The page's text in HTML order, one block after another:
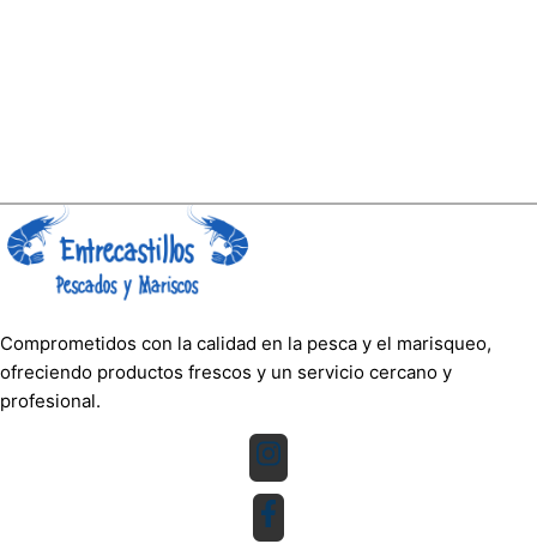
Comprometidos con la calidad en la pesca y el marisqueo,
ofreciendo productos frescos y un servicio cercano y
profesional.